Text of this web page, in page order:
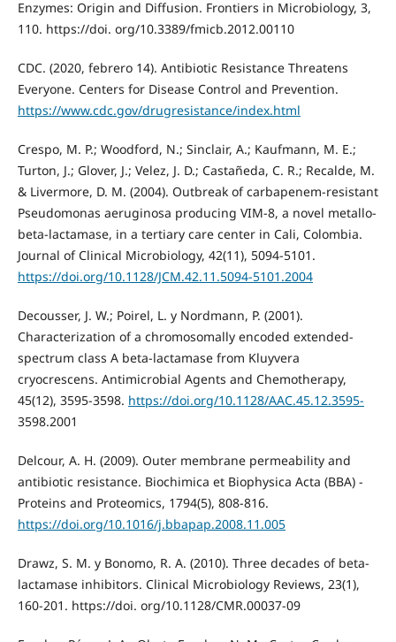
Enzymes: Origin and Diffusion. Frontiers in Microbiology, 3,
110. https://doi. org/10.3389/fmicb.2012.00110
CDC. (2020, febrero 14). Antibiotic Resistance Threatens
Everyone. Centers for Disease Control and Prevention.
https://www.cdc.gov/drugresistance/index.html
Crespo, M. P.; Woodford, N.; Sinclair, A.; Kaufmann, M. E.;
Turton, J.; Glover, J.; Velez, J. D.; Castañeda, C. R.; Recalde, M.
& Livermore, D. M. (2004). Outbreak of carbapenem-resistant
Pseudomonas aeruginosa producing VIM-8, a novel metallo-
beta-lactamase, in a tertiary care center in Cali, Colombia.
Journal of Clinical Microbiology, 42(11), 5094-5101.
https://doi.org/10.1128/JCM.42.11.5094-5101.2004
Decousser, J. W.; Poirel, L. y Nordmann, P. (2001).
Characterization of a chromosomally encoded extended-
spectrum class A beta-lactamase from Kluyvera
cryocrescens. Antimicrobial Agents and Chemotherapy,
45(12), 3595-3598. https://doi.org/10.1128/AAC.45.12.3595-
3598.2001
Delcour, A. H. (2009). Outer membrane permeability and
antibiotic resistance. Biochimica et Biophysica Acta (BBA) -
Proteins and Proteomics, 1794(5), 808-816.
https://doi.org/10.1016/j.bbapap.2008.11.005
Drawz, S. M. y Bonomo, R. A. (2010). Three decades of beta-
lactamase inhibitors. Clinical Microbiology Reviews, 23(1),
160-201. https://doi. org/10.1128/CMR.00037-09